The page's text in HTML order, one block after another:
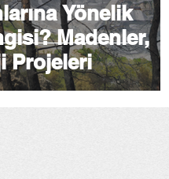
Yönelik
Madenler,
Projeleri